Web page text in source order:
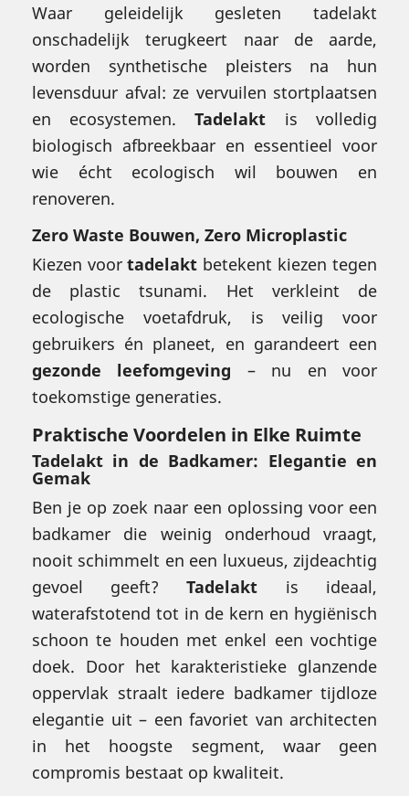
Waar geleidelijk gesleten tadelakt
onschadelijk terugkeert naar de aarde,
worden synthetische pleisters na hun
levensduur afval: ze vervuilen stortplaatsen
en ecosystemen. Tadelakt is volledig
biologisch afbreekbaar en essentieel voor
wie écht ecologisch wil bouwen en
renoveren.
Zero Waste Bouwen, Zero Microplastic
Kiezen voor tadelakt betekent kiezen tegen
de plastic tsunami. Het verkleint de
ecologische voetafdruk, is veilig voor
gebruikers én planeet, en garandeert een
gezonde leefomgeving – nu en voor
toekomstige generaties.
Praktische Voordelen in Elke Ruimte
Tadelakt in de Badkamer: Elegantie en
Gemak
Ben je op zoek naar een oplossing voor een
badkamer die weinig onderhoud vraagt,
nooit schimmelt en een luxueus, zijdeachtig
gevoel geeft? Tadelakt is ideaal,
waterafstotend tot in de kern en hygiënisch
schoon te houden met enkel een vochtige
doek. Door het karakteristieke glanzende
oppervlak straalt iedere badkamer tijdloze
elegantie uit – een favoriet van architecten
in het hoogste segment, waar geen
compromis bestaat op kwaliteit.